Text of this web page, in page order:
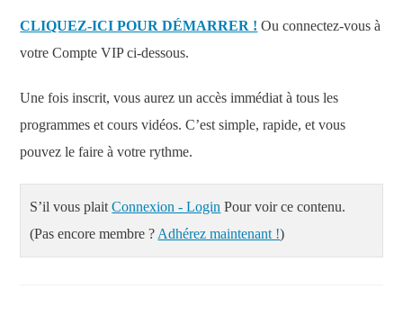
CLIQUEZ-ICI POUR DÉMARRER ! Ou connectez-vous à
votre Compte VIP ci-dessous.
Une fois inscrit, vous aurez un accès immédiat à tous les
programmes et cours vidéos. C’est simple, rapide, et vous
pouvez le faire à votre rythme.
S’il vous plaitConnexion - Login Pour voir ce contenu.
(Pas encore membre ? Adhérez maintenant !)